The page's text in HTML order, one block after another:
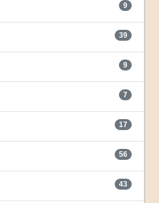
9
39
9
7
17
56
43